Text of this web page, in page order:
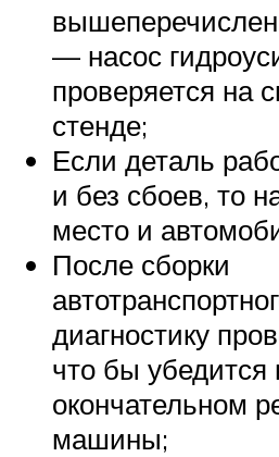
— насос
проверяется на
стенде;
Если деталь
и без сбоев, то
место и
После сборки
диагностику
что бы убедится
окончательном
машины;